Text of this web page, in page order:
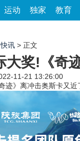
运动 独家 教育
讯 > 正文
大奖!《奇
11-21 13:26:00
迹》离冲击奥斯卡又近